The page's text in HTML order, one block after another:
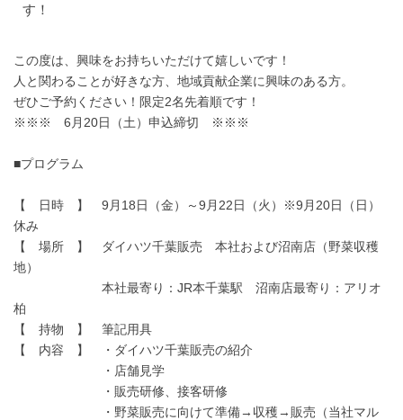
す！
この度は、興味をお持ちいただけて嬉しいです！
人と関わることが好きな方、地域貢献企業に興味のある方。
ぜひご予約ください！限定2名先着順です！
※※※ 6月20日（土）申込締切 ※※※
■プログラム
【 日時 】 9月18日（金）～9月22日（火）※9月20日（日）
休み
【 場所 】 ダイハツ千葉販売 本社および沼南店（野菜収穫
地）
本社最寄り：JR本千葉駅 沼南店最寄り：アリオ
柏
【 持物 】 筆記用具
【 内容 】 ・ダイハツ千葉販売の紹介
・店舗見学
・販売研修、接客研修
・野菜販売に向けて準備→収穫→販売（当社マル